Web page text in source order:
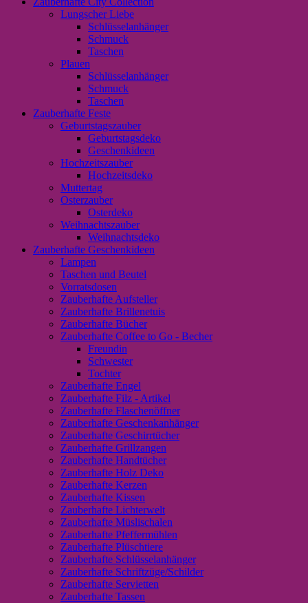
Lungscher Liebe
Schlüsselanhänger
Schmuck
Taschen
Plauen
Schlüsselanhänger
Schmuck
Taschen
Zauberhafte Feste
Geburtstagszauber
Geburtstagsdeko
Geschenkideen
Hochzeitszauber
Hochzeitsdeko
Muttertag
Osterzauber
Osterdeko
Weihnachtszauber
Weihnachtsdeko
Zauberhafte Geschenkideen
Lampen
Taschen und Beutel
Vorratsdosen
Zauberhafte Aufsteller
Zauberhafte Brillenetuis
Zauberhafte Bücher
Zauberhafte Coffee to Go - Becher
Freundin
Schwester
Tochter
Zauberhafte Engel
Zauberhafte Filz - Artikel
Zauberhafte Flaschenöffner
Zauberhafte Geschenkanhänger
Zauberhafte Geschirrtücher
Zauberhafte Grillzangen
Zauberhafte Handtücher
Zauberhafte Holz Deko
Zauberhafte Kerzen
Zauberhafte Kissen
Zauberhafte Lichterwelt
Zauberhafte Müslischalen
Zauberhafte Pfeffermühlen
Zauberhafte Plüschtiere
Zauberhafte Schlüsselanhänger
Zauberhafte Schriftzüge/Schilder
Zauberhafte Servietten
Zauberhafte Tassen